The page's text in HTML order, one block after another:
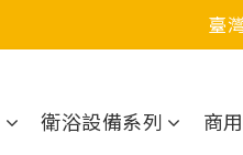
臺
衛浴設備系列
商